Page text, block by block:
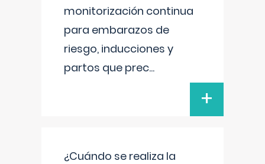
monitorización continua
para embarazos de
riesgo, inducciones y
partos que prec...
+
¿Cuándo se realiza la